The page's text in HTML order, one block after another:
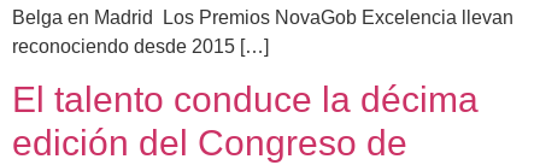
Belga en Madrid Los Premios NovaGob Excelencia llevan
reconociendo desde 2015 […]
El talento conduce la décima
edición del Congreso de